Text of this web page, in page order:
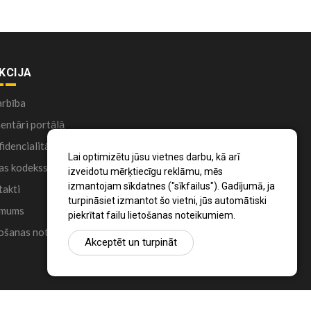
Lai optimizētu jūsu vietnes darbu, kā arī
izveidotu mērķtiecīgu reklāmu, mēs
izmantojam sīkdatnes ("sīkfailus"). Gadījumā, ja
turpināsiet izmantot šo vietni, jūs automātiski
piekrītat failu lietošanas noteikumiem.
Akceptēt un turpināt
portālā
politika
kodekss
noteikumi